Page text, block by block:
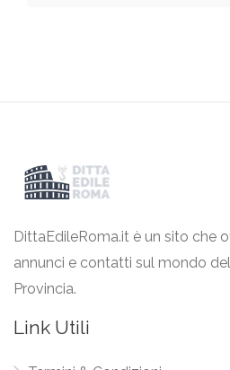
DittaEdileRoma.it è un sito che
annunci e contatti sul mondo
Provincia.
Link Utili